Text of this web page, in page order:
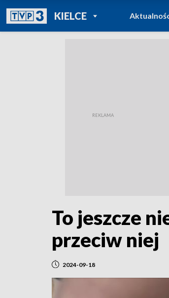
KIELCEPOWRÓT DO
TVP REGIONY
To jeszcze
przeciw niej
2024-09-18